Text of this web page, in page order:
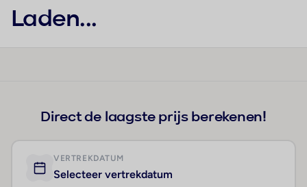
Laden...
Direct de laagste prijs berekenen!
VERTREKDATUM
Selecteer vertrekdatum